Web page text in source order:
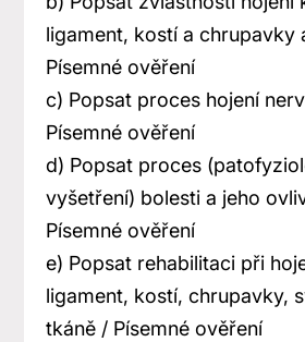
ligament, kostí a chrupavky
Písemné ověření
c) Popsat proces hojení
Písemné ověření
d) Popsat proces
vyšetření) bolesti a jeho
Písemné ověření
e) Popsat rehabilitaci při
ligament, kostí, chrupavky,
tkáně / Písemné ověření